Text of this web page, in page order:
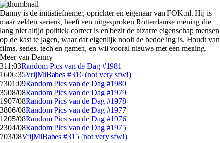
Danny is de initiatiefnemer, oprichter en eigenaar van FOK.nl. Hij is
maar zelden serieus, heeft een uitgesproken Rotterdamse mening die
lang niet altijd politiek correct is en bezit de bizarre eigenschap mensen
op de kast te jagen, waar dat eigenlijk nooit de bedoeling is. Houdt van
films, series, tech en gamen, en wil vooral nieuws met een mening.
Meer van Danny
311:03Random Pics van de Dag #1981
1606:35VrijMiBabes #316 (not very sfw!)
7301:09Random Pics van de Dag #1980
3508/08Random Pics van de Dag #1979
1907/08Random Pics van de Dag #1978
3806/08Random Pics van de Dag #1977
1205/08Random Pics van de Dag #1976
2304/08Random Pics van de Dag #1975
703/08VrijMiBabes #315 (not very sfw!)